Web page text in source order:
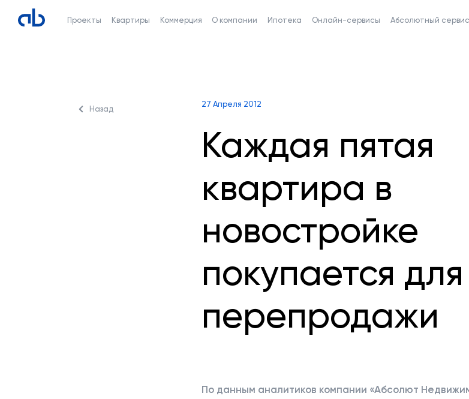
Проекты Квартиры Коммерция О компании Ипотека Онлайн-сервисы Абсолютный сервис
Назад 27 Апреля 2012
Каждая пятая
квартира в
новостройке
покупается для
перепродажи
По данным аналитиков компании «Абсолют